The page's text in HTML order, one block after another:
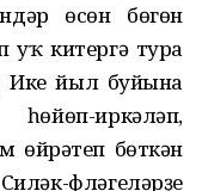
өсөн бөгөн
уҡ китергә тура
Ике йыл буйына
иркәләп,
өйрәтеп бөткән
фләгеләрҙе